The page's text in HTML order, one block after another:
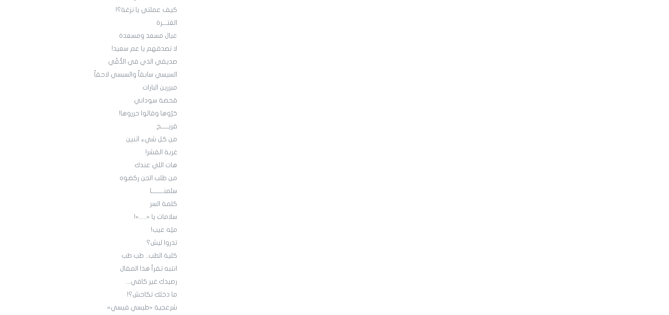
كيف عملتي يا نزغة؟!
الغتـــرة
عيال مسعد ومسعدة
لا تصدقهم يا عم سعيد!
صديقي الذي في الدُّقّي
السيسي سابقاً والسبسي لاحقاً
مبررين البارات
قحصة سوداني
حَرّوها وقالوا حرروها!
قريـــــح
من كل شيء اثنين
غربة القشر!
هات اللي عندك
من طلب الجن ركضوه
سئمنــــــــا
كلمة السر
سلامات يا «.....»!
ملِه عيب!
تدروا ليش؟
كلية الطب.. طب طب
انتبه تقرأ هذا المقال
رصيدك غير كافي...
ما دخلك تكاحش؟!
شرعجية «طيسي فيسي»